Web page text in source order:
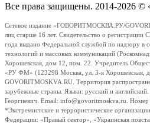
Все права защищены. 2014-2026 ©
Сетевое издание «ГОВОРИТМОСКВА.РУ/
лиц старше 16 лет. Свидетельство о
года выдано Федеральной службой по надзору в
технологий и массовых коммуникаций
Хорошевская, дом 12, пом. 22. Учредитель
«РУ ФМ» (123298 Москва, ул. 3-я Хорошевская,
GOVORITMOSKVA.RU. Территория
зарубежные страны. Языки: русский и
Георгиевич. Email: info@govoritmoskva.ru.
*Экстремистские и террористические
Федерации: «Правый сектор», «Украинская